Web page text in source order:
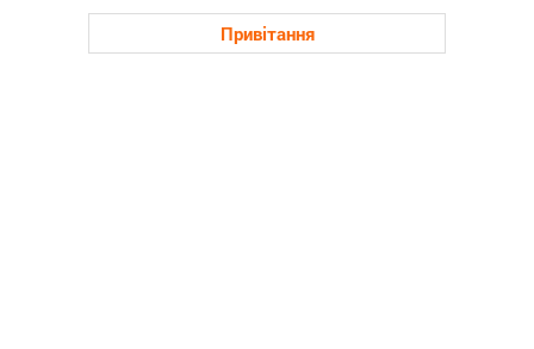
Привітання